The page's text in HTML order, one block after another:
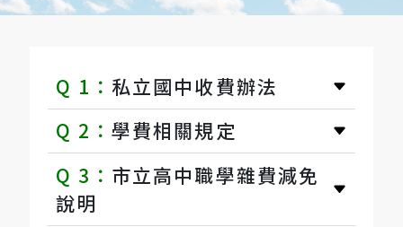
Q 1： 私立國中收費辦法
Q 2：學費相關規定
Q 3： 市立高中職學雜費減免
說明